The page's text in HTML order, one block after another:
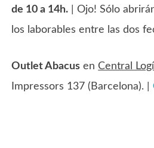
de 10 a 14h. | Ojo! Sólo
los laborables entre las dos
Outlet Abacus en Central
Impressors 137 (Barcelona). |